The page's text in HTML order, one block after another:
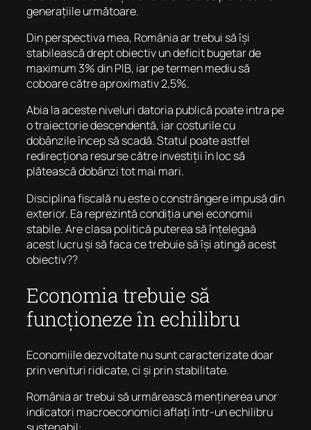
generațiile următoare.
Din perspectiva mea, România ar trebui să își
stabilească drept obiectiv un deficit bugetar de
maximum 3% din PIB, iar pe termen mediu să
coboare către aproximativ 2,5%.
Abia la aceste niveluri datoria publică poate intra pe
o traiectorie descendentă, iar costurile cu
dobânzile încep să scadă. Statul poate astfel
redirecționa resurse către investiții în loc să
plătească dobânzi tot mai mari.
Disciplina fiscală nu este o constrângere impusă din
exterior. Ea reprezintă condiția unei economii
stabile. Are clasa politică puterea să înțelegaă
acest lucru și să faca ce trebuie să își atingă acest
obiectiv??
Economia trebuie să
funcționeze în echilibru
Economiile dezvoltate nu sunt caracterizate doar
prin venituri ridicate, ci și prin stabilitate.
România ar trebui să urmărească menținerea unor
indicatori macroeconomici aflați într-un echilibru